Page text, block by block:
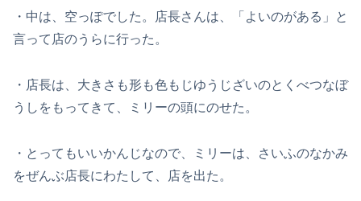
・中は、空っぽでした。店長さんは、「よいのがある」と
言って店のうらに行った。
・店長は、大きさも形も色もじゆうじざいのとくべつなぼ
うしをもってきて、ミリーの頭にのせた。
・とってもいいかんじなので、ミリーは、さいふのなかみ
をぜんぶ店長にわたして、店を出た。